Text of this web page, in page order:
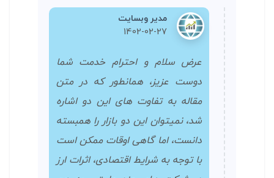
مدیر وبسایت
1402-02-27
عرض سلام و احترام خدمت شما
دوست عزیز، همانطور که در متن
مقاله به تفاوت های این دو اشاره
شد، نمیتوان این دو بازار را همبسته
دانست، اما گاهی اوقات ممکن است
با توجه به شرایط اقتصادی، اثرات ارز